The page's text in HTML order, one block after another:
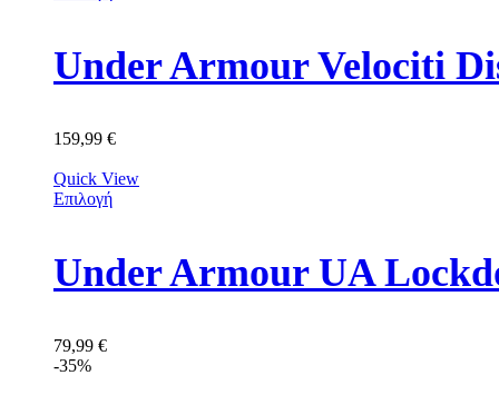
159,99 €
Quick View
Επιλογή
Under Armour UA
79,99 €
-35%